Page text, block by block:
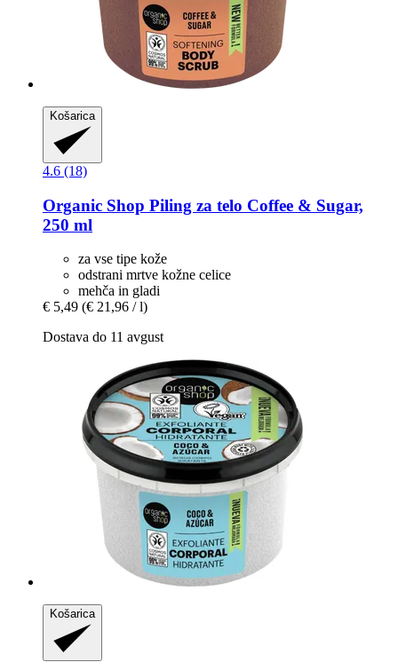
Košarica
4.6 (18)
Organic Shop Piling za telo Coffee & Sugar,
250 ml
za vse tipe kože
odstrani mrtve kožne celice
mehča in gladi
€ 5,49 (€ 21,96 / l)
Dostava do 11 avgust
Košarica